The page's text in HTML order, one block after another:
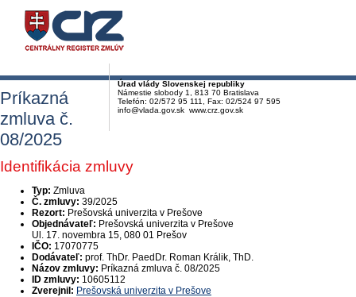
Úrad vlády Slovenskej republiky
Námestie slobody 1, 813 70 Bratislava
Telefón: 02/572 95 111, Fax: 02/524 97 595
info@vlada.gov.sk www.crz.gov.sk
Príkazná
zmluva č.
08/2025
Identifikácia zmluvy
Typ: Zmluva
Č. zmluvy: 39/2025
Rezort: Prešovská univerzita v Prešove
Objednávateľ: Prešovská univerzita v Prešove
Ul. 17. novembra 15, 080 01 Prešov
IČO: 17070775
Dodávateľ: prof. ThDr. PaedDr. Roman Králik, ThD.
Názov zmluvy: Príkazná zmluva č. 08/2025
ID zmluvy: 10605112
Zverejnil: Prešovská univerzita v Prešove